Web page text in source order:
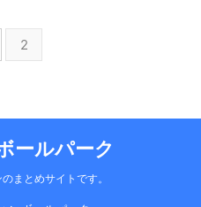
2
ールパーク
まとめサイトです。